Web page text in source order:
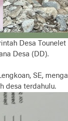
Desa
Desa (DD).
SE,
desa terdahulu.